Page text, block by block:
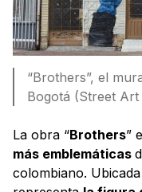
“Brothers”, el
Bogotá (Street Art
La obra “Brothers”
más emblemáticas
colombiano.